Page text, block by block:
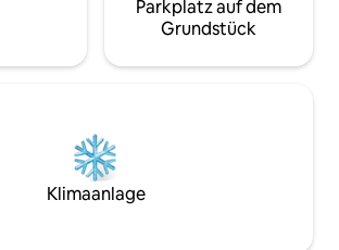
Parkplatz auf dem
Grundstück
Klimaanlage